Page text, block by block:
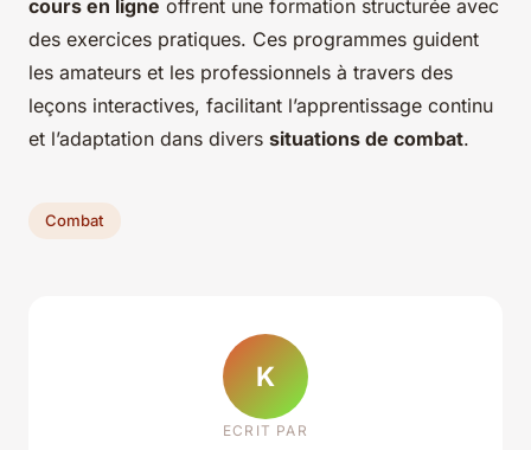
cours en ligne offrent une formation structurée avec
des exercices pratiques. Ces programmes guident
les amateurs et les professionnels à travers des
leçons interactives, facilitant l’apprentissage continu
et l’adaptation dans divers situations de combat.
Combat
K
ECRIT PAR